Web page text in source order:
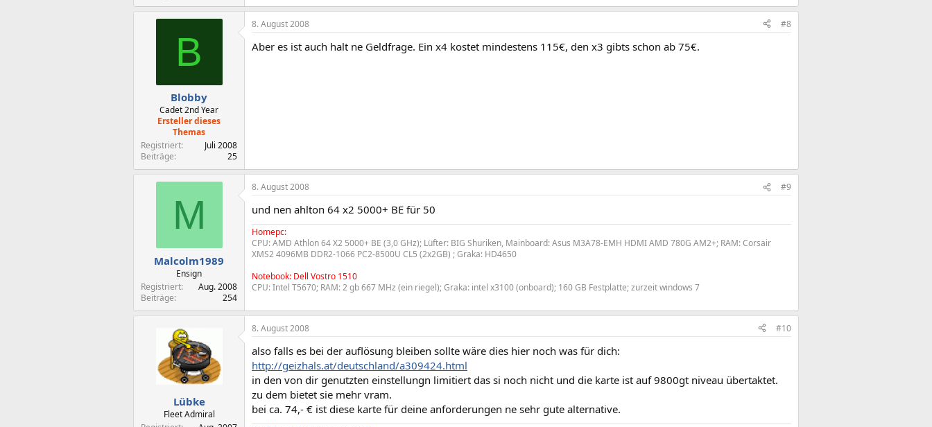
B
Blobby
Cadet 2nd Year
Ersteller dieses
Themas
Registriert
Juli 2008
Beiträge
25
8. August 2008 #8
Aber es ist auch halt ne Geldfrage. Ein x4 kostet mindestens 115€, den x3 gibts schon ab 75€.
M
Malcolm1989
Ensign
Registriert
Aug. 2008
Beiträge
254
8. August 2008 #9
und nen ahlton 64 x2 5000+ BE für 50
Homepc:
CPU: AMD Athlon 64 X2 5000+ BE (3,0 GHz); Lüfter: BIG Shuriken, Mainboard: Asus M3A78-EMH HDMI AMD 780G AM2+; RAM: Corsair
XMS2 4096MB DDR2-1066 PC2-8500U CL5 (2x2GB) ; Graka: HD4650
Notebook: Dell Vostro 1510
CPU: Intel T5670; RAM: 2 gb 667 MHz (ein riegel); Graka: intel x3100 (onboard); 160 GB Festplatte; zurzeit windows 7
Lübke
Fleet Admiral
8. August 2008 #10
also falls es bei der auflösung bleiben sollte wäre dies hier noch was für dich:
http://geizhals.at/deutschland/a309424.html
in den von dir genutzten einstellungn limitiert das si noch nicht und die karte ist auf 9800gt niveau übertaktet.
zu dem bietet sie mehr vram.
bei ca. 74,- € ist diese karte für deine anforderungen ne sehr gute alternative.